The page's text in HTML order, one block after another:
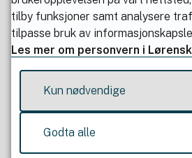
Fant du det du
tilby funksjoner samt analysere
tilpasse bruk av
Les mer om personvern i
Kun nødvendige
Godta alle